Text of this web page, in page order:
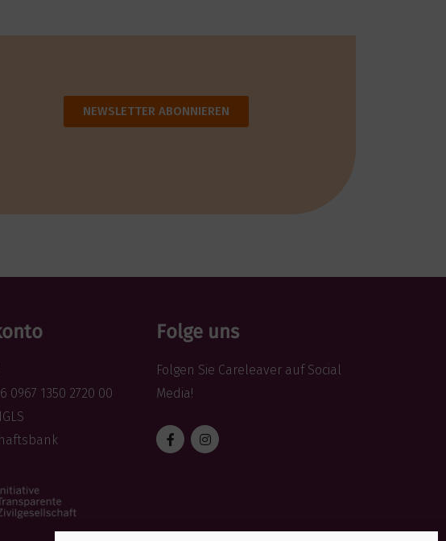
NEWSLETTER ABONNIEREN
0967 1350 2720 00
Folge uns
Folgen Sie Careleaver auf Social
Media!